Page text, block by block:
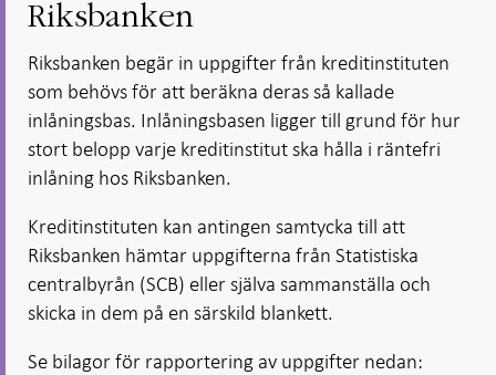
Riksbanken
Riksbanken begär in uppgifter från kreditinstituten
som behövs för att beräkna deras så kallade
inlåningsbas. Inlåningsbasen ligger till grund för hur
stort belopp varje kreditinstitut ska hålla i räntefri
inlåning hos Riksbanken.
Kreditinstituten kan antingen samtycka till att
Riksbanken hämtar uppgifterna från Statistiska
centralbyrån (SCB) eller själva sammanställa och
skicka in dem på en särskild blankett.
Se bilagor för rapportering av uppgifter nedan: